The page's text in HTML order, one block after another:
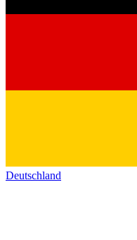
Deutschland